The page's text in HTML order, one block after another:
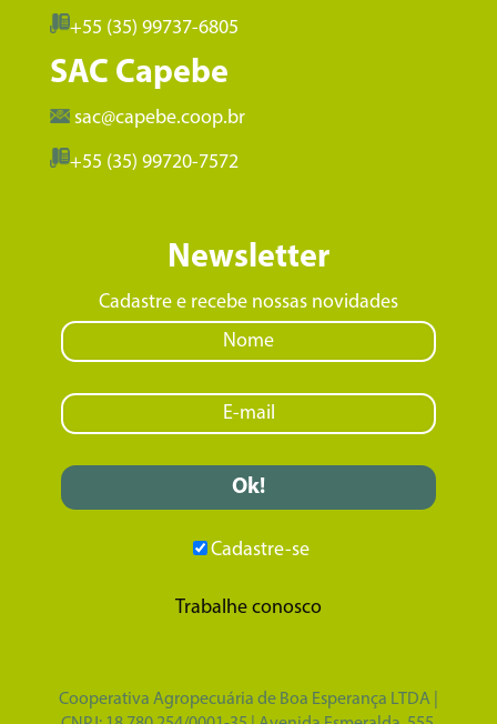
+55 (35) 99737-6805
SAC Capebe
sac@capebe.coop.br
+55 (35) 99720-7572
Newsletter
Cadastre e recebe nossas novidades
Cadastre-se
Trabalhe conosco
Cooperativa Agropecuária de Boa Esperança LTDA |